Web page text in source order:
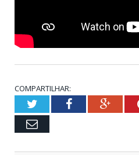
COMPARTILHAR:
TwitterFacebook
Email